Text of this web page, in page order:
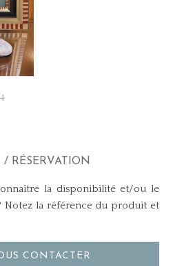
/ RÉSERVATION
la disponibilité et/ou le
Notez la référence du produit et
CONTACTER